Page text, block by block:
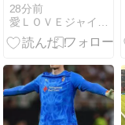
ト [8/7] ヤクル
ト連敗脱出 奥
川2安打完封
号ホームラン
巨人打線沈黙
28分前
愛ＬＯＶＥジャイアンツ